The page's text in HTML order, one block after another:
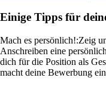
Einige Tipps für
Mach es persönlich!:Zeig
Anschreiben eine
dich für die Position als
macht deine Bewerbung